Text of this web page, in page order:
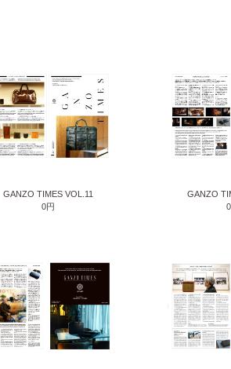
GANZO TIMES VOL.11
0円
GANZO